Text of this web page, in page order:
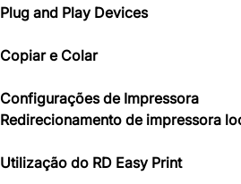
Plug and Play Devices
Copiar e Colar
Configurações de Impressora
Redirecionamento de impressora
Utilização do RD Easy Print